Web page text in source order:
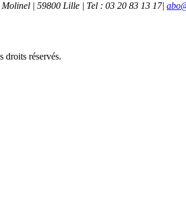
| 59800 Lille | Tel : 03 20 83 13 17|
droits réservés.